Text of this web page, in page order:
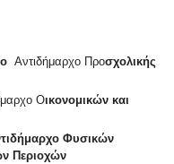
Αντιδήμαρχο Προσχολικής
Οικονομικών και
Φυσικών
Περιοχών